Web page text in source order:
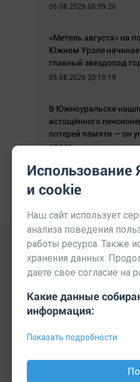
06.08.2026 05:09:26
«Метель августа» на
Южном Урале
главный звездопад
05.08.2026 20:10:19
В Южноуральске
истощённого
потерей памяти — он
овраг.
© 2026 МЕДИАЗАВОД —
Мнение редакции
Использование
и cookie
Наш сайт использует
анализа поведения
работы ресурса. Также
хранения данных.
даете свое согласие на
Какие данные
информация:
Показать подробности